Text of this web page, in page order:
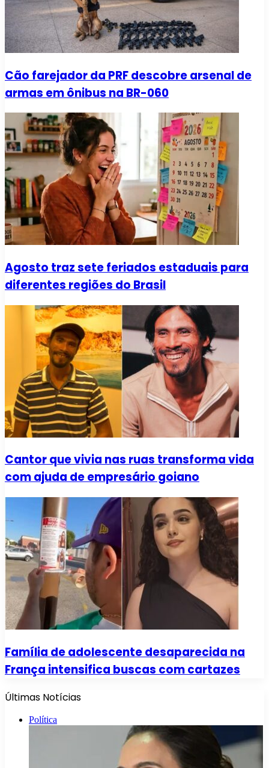
Cão farejador da PRF descobre arsenal de
armas em ônibus na BR-060
Agosto traz sete feriados estaduais para
diferentes regiões do Brasil
Cantor que vivia nas ruas transforma vida
com ajuda de empresário goiano
Família de adolescente desaparecida na
França intensifica buscas com cartazes
Últimas Notícias
Política